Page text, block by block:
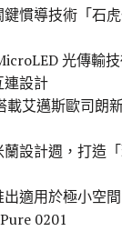
慣導技術「石
光傳輸
連設計
載艾邁斯歐司朗
設計週，打造
適用於極小空
0201